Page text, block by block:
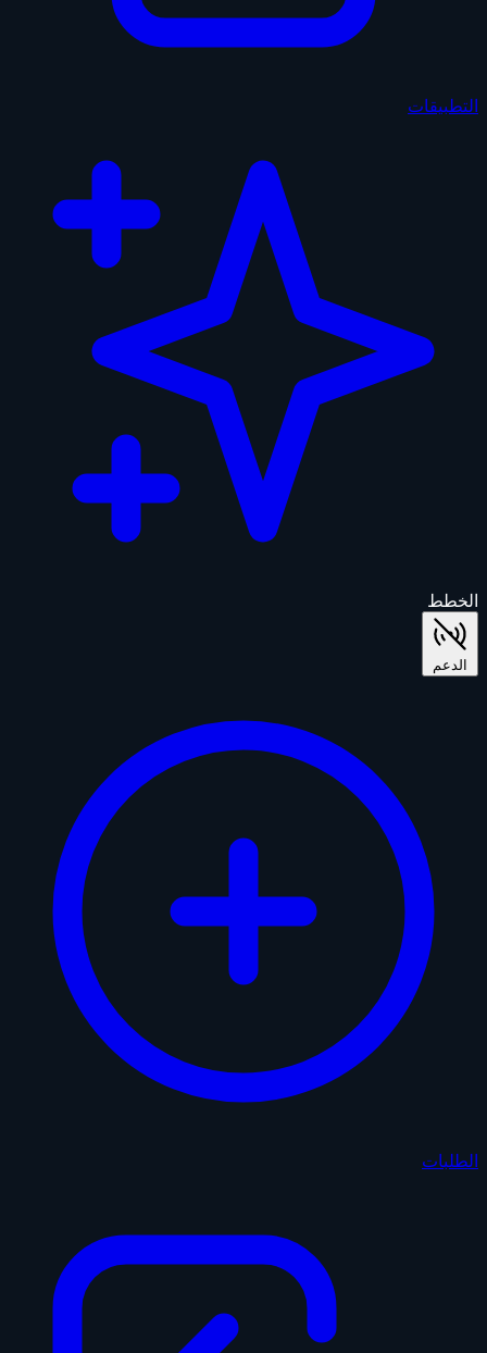
التطبيقات
الخطط
الدعم
الطلبات